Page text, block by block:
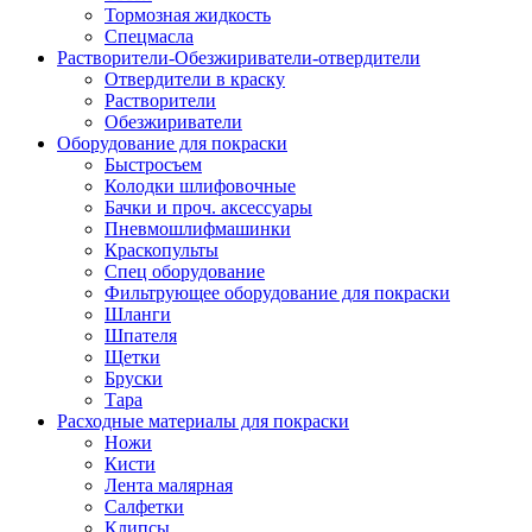
Тормозная жидкость
Спецмасла
Растворители-Обезжириватели-отвердители
Отвердители в краску
Растворители
Обезжириватели
Оборудование для покраски
Быстросъем
Колодки шлифовочные
Бачки и проч. аксессуары
Пневмошлифмашинки
Краскопульты
Спец оборудование
Фильтрующее оборудование для покраски
Шланги
Шпателя
Щетки
Бруски
Тара
Расходные материалы для покраски
Ножи
Кисти
Лента малярная
Салфетки
Клипсы